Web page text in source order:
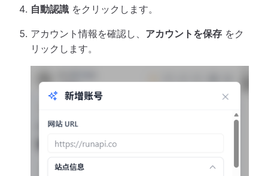
自動認識 をクリックします。
アカウント情報を確認し、 アカウントを保存 をク
リックします。